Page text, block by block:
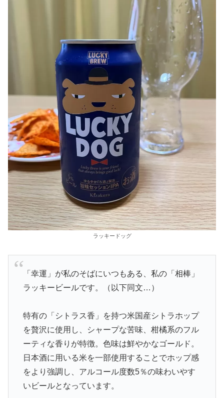
ラッキードッグ
「幸運」が私のそばにいつもある、私の「相棒」
ラッキービールです。（以下同文…）
特有の「シトラス香」を持つ米国産シトラホップ
を贅沢に使用し、シャープな苦味、柑橘系のフル
ーティな香りが特徴。色味は鮮やかなゴールド。
日本酒に用いる米を一部使用することでホップ感
をより強調し、アルコール度数5％の味わいやす
いビールとなっています。